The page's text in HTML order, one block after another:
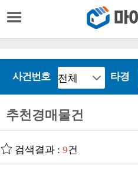
사건번호 타경
추천경매물건
검색결과 : 9건